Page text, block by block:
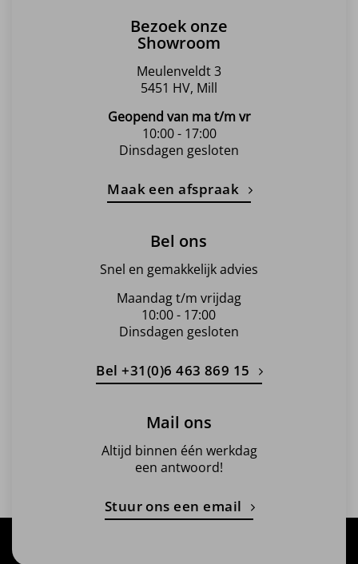
Bezoek onze
Showroom
Meulenveldt 3
5451 HV, Mill
Geopend van ma t/m vr
10:00 - 17:00
Dinsdagen gesloten
Maak een afspraak
Bel ons
Snel en gemakkelijk advies
Maandag t/m vrijdag
10:00 - 17:00
Dinsdagen gesloten
Bel +31(0)6 463 869 15
Mail ons
Altijd binnen één werkdag
een antwoord!
Stuur ons een email